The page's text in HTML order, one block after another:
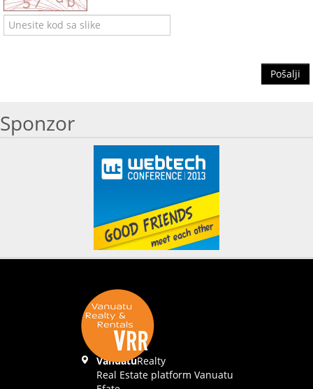
Pošalji
Sponzor
VanuatuRealty
Real Estate platform Vanuatu